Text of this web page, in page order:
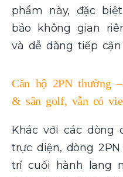
phẩm này, đặc
bảo không gian
và dễ dàng tiếp
Căn hộ 2PN thường
& sân golf, vẫn có
Khác với các dòng
trực diện, dòng
trí cuối hành lang